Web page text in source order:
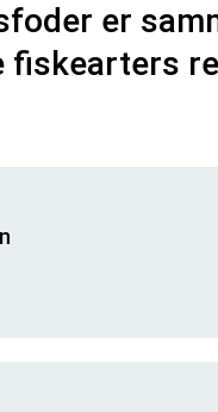
er
fiskearters